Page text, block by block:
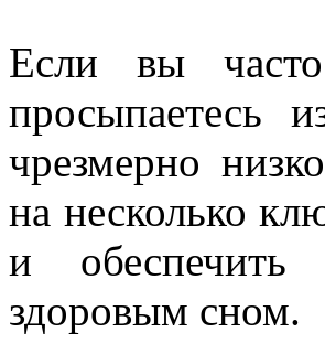
Если вы
просыпаетесь
чрезмерно
на несколько
и
здоровым сном.